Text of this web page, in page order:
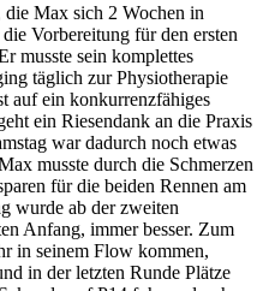
Max sich 2 Wochen in
Vorbereitung für den ersten
musste sein komplettes
täglich zur Physiotherapie
auf ein konkurrenzfähiges
ein Riesendank an die Praxis
war dadurch noch etwas
musste durch die Schmerzen
für die beiden Rennen am
wurde ab der zweiten
Anfang, immer besser. Zum
in seinem Flow kommen,
in der letzten Runde Plätze